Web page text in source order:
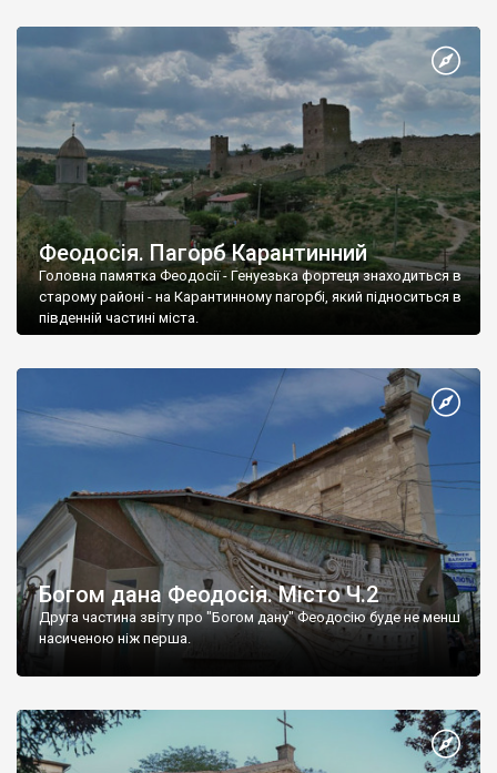
Феодосія. Пагорб Карантинний
Головна памятка Феодосії - Генуезька фортеця знаходиться в
старому районі - на Карантинному пагорбі, який підноситься в
південній частині міста.
Богом дана Феодосія. Місто Ч.2
Друга частина звіту про "Богом дану" Феодосію буде не менш
насиченою ніж перша.